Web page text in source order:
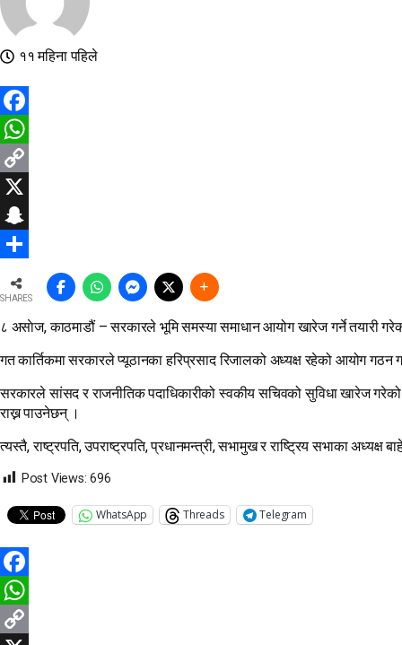
११ महिना पहिले
Facebook
WhatsApp
Copy
Link
X
Snapchat
SHARES
८ असाेज, काठमाडौं – सरकारले भूमि समस्या समाधान आयोग खारेज गर्ने तयारी
गत कार्तिकमा सरकारले प्यूठानका हरिप्रसाद रिजालको अध्यक्ष रहेको आयोग गठन
सरकारले सांसद र राजनीतिक पदाधिकारीको स्वकीय सचिवको सुविधा खारेज
राख्न पाउनेछन् ।
त्यस्तै, राष्ट्रपति, उपराष्ट्रपति, प्रधानमन्त्री, सभामुख र राष्ट्रिय सभाका
Post Views: 696
WhatsApp Threads Telegram
Facebook
WhatsApp